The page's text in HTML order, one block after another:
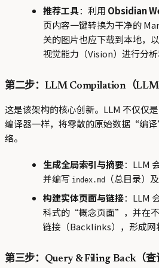
推荐工具：利用 Obsidian
页内容一键转换为干净的
关的图片也应下载到本地，
视觉能力（Vision）进行分析
第二步：LLM Compilation（LLM
这是该架构的核心创新。LLM 不仅仅
编译器一样，将零散的原始数据“编
络。
生成全局索引与摘要：LLM
并编写 index.md
（总目录）
构建实体页面与链接：LLM
科式的“概念页面”，并在
链接（Backlinks），形成网
第三步：Query & Filing Back（查